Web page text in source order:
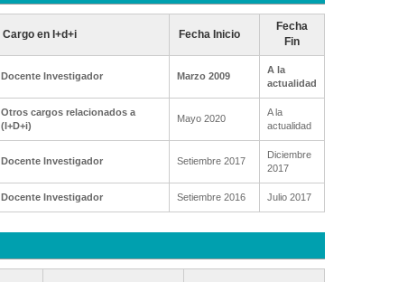
Cargo en I+d+i Fecha Inicio
Fecha
Fin
Docente Investigador Marzo 2009
A la
actualidad
Otros cargos relacionados a
(I+D+i)
Mayo 2020
A la
actualidad
Docente Investigador Setiembre 2017
Diciembre
2017
Docente Investigador Setiembre 2016 Julio 2017